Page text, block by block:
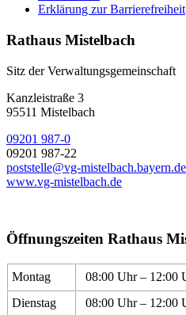
Erklärung zur Barrierefreiheit
Rathaus Mistelbach
Sitz der Verwaltungsgemeinschaft
Kanzleistraße 3
95511 Mistelbach
09201 987-0
09201 987-22
poststelle@vg-mistelbach.bayern.de
www.vg-mistelbach.de
Öffnungszeiten Rathaus
Montag 08:00 Uhr – 12:00
Dienstag
08:00 Uhr – 12:00